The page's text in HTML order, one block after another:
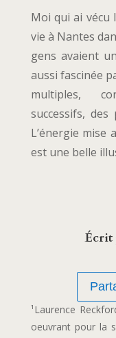
Moi qui ai vécu
vie à Nantes
gens avaient
aussi fascinée
multiples,
successifs,
L’énergie mise
est une belle
Écrit
¹Laurence
oeuvrant pour la